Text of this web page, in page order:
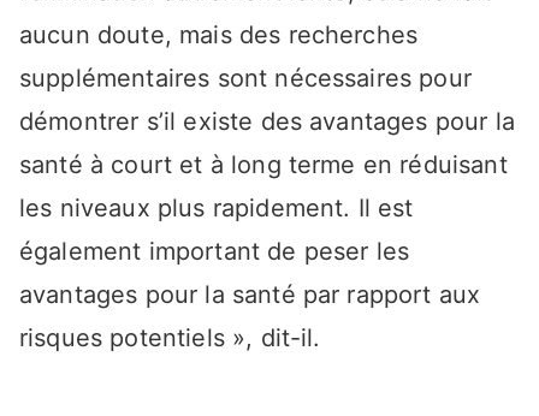
aucun doute, mais des recherches
supplémentaires sont nécessaires pour
démontrer s’il existe des avantages pour la
santé à court et à long terme en réduisant
les niveaux plus rapidement. Il est
également important de peser les
avantages pour la santé par rapport aux
risques potentiels », dit-il.